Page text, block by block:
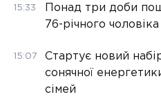
15:33
Понад три доби
76-річного чоловіка
15:07
Стартує новий
сонячної
сімей